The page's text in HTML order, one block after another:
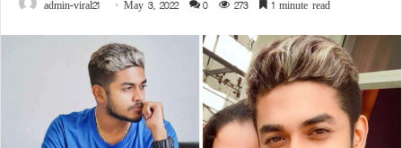
admin-viral21 May 3, 2022 0 273 1 minute read